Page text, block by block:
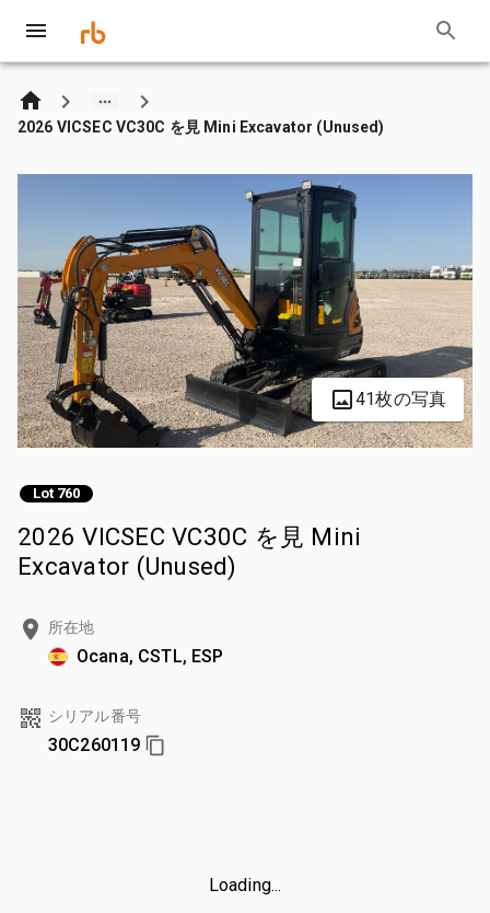
2026 VICSEC VC30C を見 Mini Excavator (Unused)
41枚の写真
Lot 760
2026 VICSEC VC30C を見 Mini
Excavator (Unused)
所在地
Ocana, CSTL, ESP
シリアル番号
30C260119
Loading...